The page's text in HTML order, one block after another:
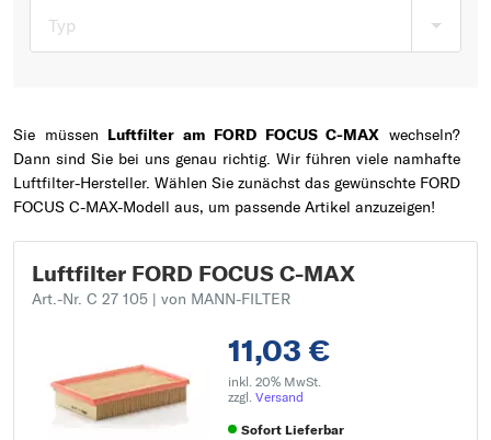
Typ
Sie müssen Luftfilter am FORD FOCUS C-MAX wechseln?
Dann sind Sie bei uns genau richtig. Wir führen viele namhafte
Luftfilter-Hersteller. Wählen Sie zunächst das gewünschte FORD
FOCUS C-MAX-Modell aus, um passende Artikel anzuzeigen!
Luftfilter FORD FOCUS C-MAX
Art.-Nr. C 27 105 | von MANN-FILTER
11,03 €
inkl. 20% MwSt.
zzgl. Versand
Sofort Lieferbar